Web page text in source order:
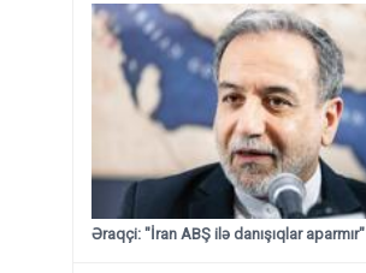
Əraqçi: "İran ABŞ ilə danışıqlar aparmır"